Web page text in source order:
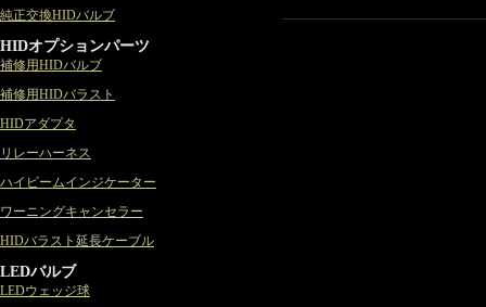
純正交換HIDバルブ
HIDオプションパーツ
補修用HIDバルブ
補修用HIDバラスト
HIDアダプタ
リレーハーネス
ハイビームインジケーター
ワーニングキャンセラー
HIDバラスト延長ケーブル
LEDバルブ
LEDウェッジ球